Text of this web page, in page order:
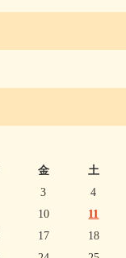
金
土
3
4
10
11
17
18